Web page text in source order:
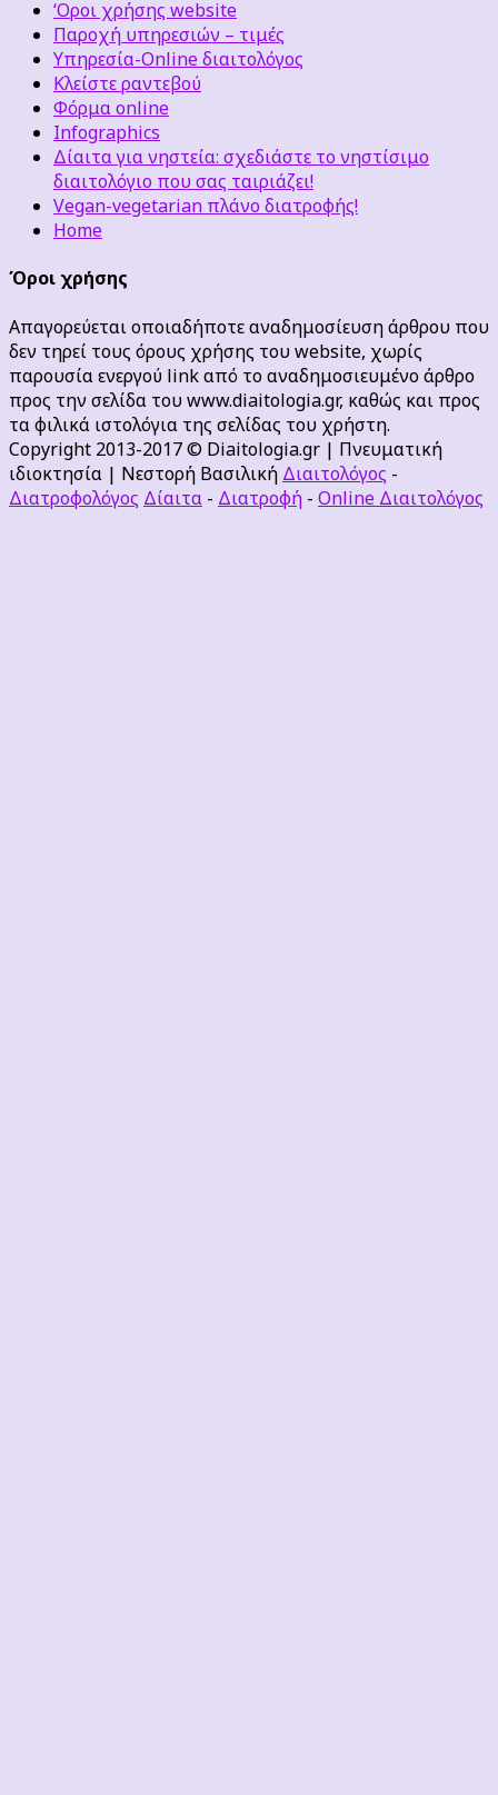
‘Οροι χρήσης website
Παροχή υπηρεσιών – τιμές
Υπηρεσία-Online διαιτολόγος
Κλείστε ραντεβού
Φόρμα online
Infographics
Δίαιτα για νηστεία: σχεδιάστε το νηστίσιμο
διαιτολόγιο που σας ταιριάζει!
Vegan-vegetarian πλάνο διατροφής!
Home
Όροι χρήσης
Απαγορεύεται οποιαδήποτε αναδημοσίευση άρθρου που
δεν τηρεί τους όρους χρήσης του website, χωρίς
παρουσία ενεργού link από το αναδημοσιευμένο άρθρο
προς την σελίδα του www.diaitologia.gr, καθώς και προς
τα φιλικά ιστολόγια της σελίδας του χρήστη.
Copyright 2013-2017 © Diaitologia.gr | Πνευματική
ιδιοκτησία | Νεστορή Βασιλική Διαιτολόγος -
Διατροφολόγος Δίαιτα - Διατροφή - Online Διαιτολόγος